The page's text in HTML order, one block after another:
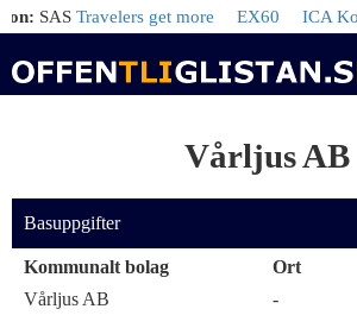
SASTravelers get more EX60 ICA Koka
Vårljus AB
Basuppgifter
Kommunalt bolag
Vårljus AB
Ort
-